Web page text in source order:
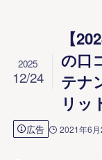
【
の口
テナ
リッ
2025
12/24
広告 2021年6月